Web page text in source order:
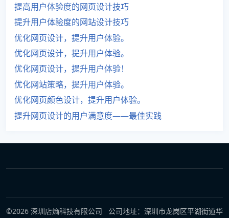
提高用户体验度的网页设计技巧
提升用户体验度的网站设计技巧
优化网页设计，提升用户体验。
优化网页设计，提升用户体验。
优化网页设计，提升用户体验！
优化网站策略，提升用户体验。
优化网页颜色设计，提升用户体验。
提升网页设计的用户满意度——最佳实践
©2026 深圳店熵科技有限公司 公司地址：深圳市龙岗区平湖街道华